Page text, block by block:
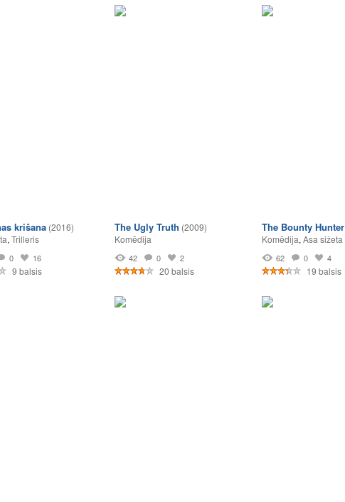
krišana (2016)
, Trilleris
0 16
9 balsis
The Ugly Truth (2009)
Komēdija
42 0 2
20 balsis
The Bounty Hunter
Komēdija, Asa sižeta
62 0 4
19 balsis